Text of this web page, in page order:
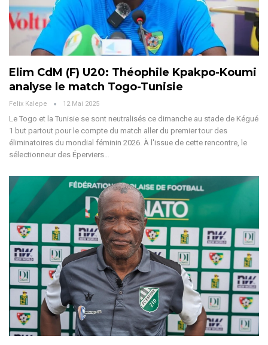
Elim CdM (F) U20: Théophile Kpakpo-Koumi
analyse le match Togo-Tunisie
Felix Kalepe 12 Mai 2025
Le Togo et la Tunisie se sont neutralisés ce dimanche au stade de Kégué
1 but partout pour le compte du match aller du premier tour des
éliminatoires du mondial féminin 2026. À l'issue de cette rencontre, le
sélectionneur des Éperviers…